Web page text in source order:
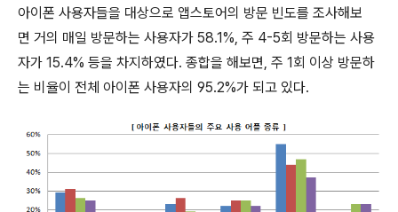
아이폰 사용자들을 대상으로 앱스토어의 방문 빈도를 조사해보
면 거의 매일 방문하는 사용자가 58.1%, 주 4-5회 방문하는 사용
자가 15.4% 등을 차지하였다. 종합을 해보면, 주 1회 이상 방문하
는 비율이 전체 아이폰 사용자의 95.2%가 되고 있다.